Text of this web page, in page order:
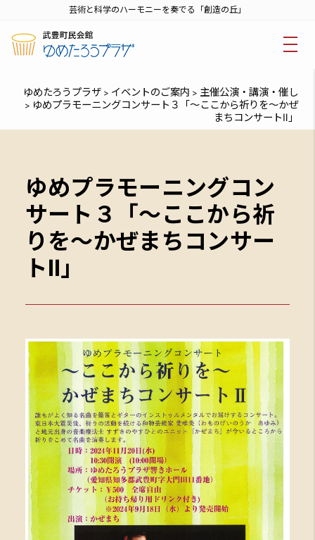
芸術と科学のハーモニーを奏でる「創造の丘」
ゆめたろうプラザ > イベントのご案内 > 主催公演・講演・催し
> ゆめプラモーニングコンサート３「～ここから祈りを～かぜ
まちコンサートⅡ」
ゆめプラモーニングコン
サート３「～ここから祈
りを～かぜまちコンサー
トⅡ」